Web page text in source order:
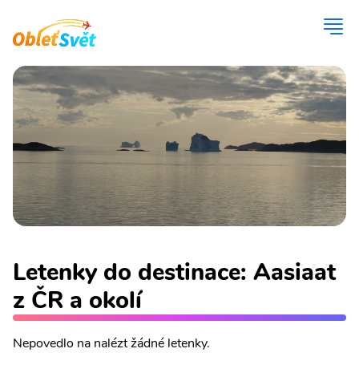
Letenky do destinace: Aasiaat
z ČR a okolí
Nepovedlo na nalézt žádné letenky.